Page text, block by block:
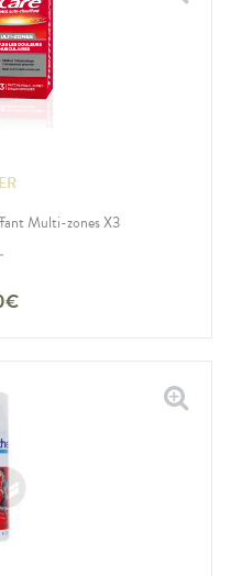
Multi-zones X3
€